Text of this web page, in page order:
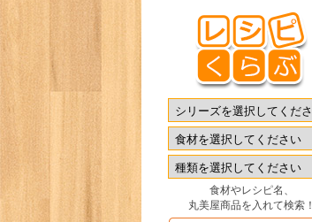
食材やレシピ名、
丸美屋商品を入れて検索！